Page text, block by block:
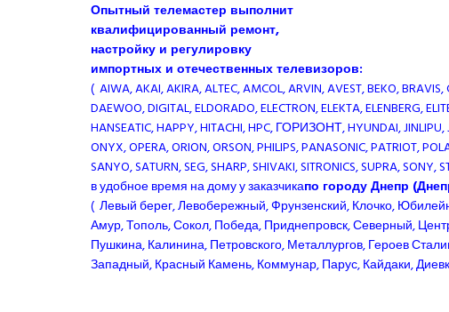
Опытный телемастер выполнит
квалифицированный ремонт,
настройку и регулировку
импортных и отечественных телевизоров:
( AIWA, AKAI, AKIRA, ALTEC, AMCOL, ARVIN, AVEST, BEKO,
DAEWOO, DIGITAL, ELDORADO, ELECTRON, ELEKTA, ELENBERG,
HANSEATIC, HAPPY, HITACHI, HPC, ГОРИЗОНТ, HYUNDAI, JINLIPU,
ONYX, OPERA, ORION, ORSON, PHILIPS, PANASONIC, PATRIOT,
SANYO, SATURN, SEG, SHARP, SHIVAKI, SITRONICS, SUPRA,
в удобное время на дому у заказчикапо городу Днепр
( Левый берег, Левобережный, Фрунзенский, Клочко,
Амур, Тополь, Сокол, Победа, Приднепровск, Северный,
Пушкина, Калинина, Петровского, Металлургов, Героев
Западный, Красный Камень, Коммунар, Парус, Кайдаки,